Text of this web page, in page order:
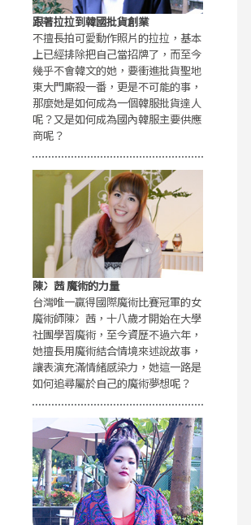
跟著拉拉到韓國批貨創業
不擅長拍可愛動作照片的拉拉，基本
上已經排除把自己當招牌了，而至今
幾乎不會韓文的她，要衝進批貨聖地
東大門廝殺一番，更是不可能的事，
那麼她是如何成為一個韓服批貨達人
呢？又是如何成為國內韓服主要供應
商呢？
陳冫茜 魔術的力量
台灣唯一贏得國際魔術比賽冠軍的女
魔術師陳冫茜，十八歲才開始在大學
社團學習魔術，至今資歷不過六年，
她擅長用魔術結合情境來述說故事，
讓表演充滿情緒感染力，她這一路是
如何追尋屬於自己的魔術夢想呢？